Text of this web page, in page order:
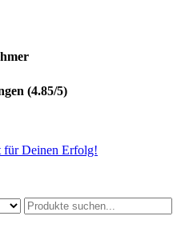
(4.85/5)
für Deinen Erfolg!